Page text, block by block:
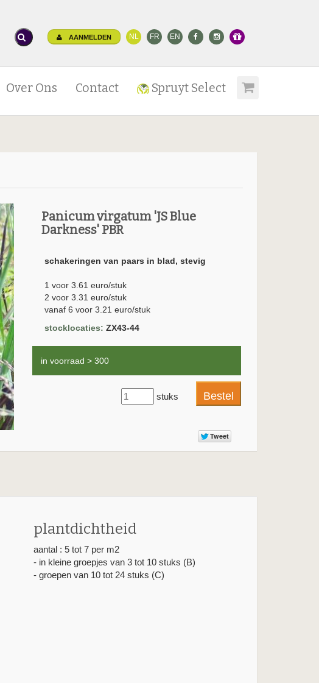
AANMELDEN NL FR EN
Over Ons Contact Spruyt Select
Panicum virgatum 'JS Blue
Darkness' PBR
schakeringen van paars in blad, stevig
1 voor 3.61 euro/stuk
2 voor 3.31 euro/stuk
vanaf 6 voor 3.21 euro/stuk
stocklocaties: ZX43-44
in voorraad > 300
stuks
plantdichtheid
aantal : 5 tot 7 per m2
- in kleine groepjes van 3 tot 10 stuks (B)
- groepen van 10 tot 24 stuks (C)